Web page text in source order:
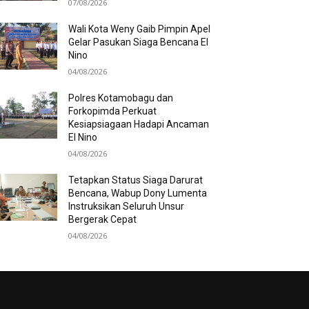
07/08/2026
Wali Kota Weny Gaib Pimpin Apel
Gelar Pasukan Siaga Bencana El
Nino
04/08/2026
Polres Kotamobagu dan
Forkopimda Perkuat
Kesiapsiagaan Hadapi Ancaman
El Nino
04/08/2026
Tetapkan Status Siaga Darurat
Bencana, Wabup Dony Lumenta
Instruksikan Seluruh Unsur
Bergerak Cepat
04/08/2026